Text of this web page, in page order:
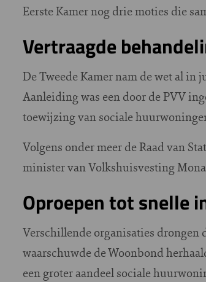
Eerste Kamer nog drie moties die
Vertraagde
De Tweede Kamer nam de wet al in
Aanleiding was een door de PVV
toewijzing van sociale
Volgens onder meer de Raad van
minister van Volkshuisvesting
Oproepen tot snelle
Verschillende organisaties drongen
waarschuwde de Woonbond
een groter aandeel sociale